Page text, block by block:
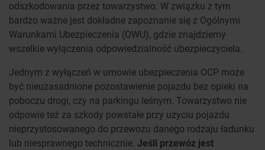
odszkodowania przez towarzystwo. W związku z tym
bardzo ważne jest dokładne zapoznanie się z Ogólnymi
Warunkami Ubezpieczenia (OWU), gdzie znajdziemy
wszelkie wyłączenia odpowiedzialność ubezpieczyciela.
Jednym z wyłączeń w umowie ubezpieczenia OCP może
być nieuzasadnione pozostawienie pojazdu bez opieki na
poboczu drogi, czy na parkingu leśnym. Towarzystwo nie
odpowie też za szkody powstałe przy użyciu pojazdu
nieprzystosowanego do przewozu danego rodzaju ładunku
lub niesprawnego technicznie. Jeśli przewóz jest